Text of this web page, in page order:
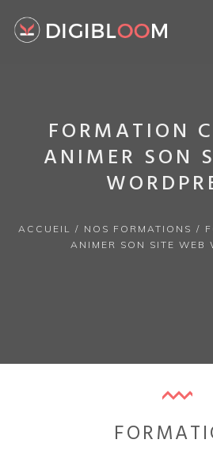
FORMATION
ANIMER SON
ACCUEIL / NOS FORMATIONS /
ANIMER SON SITE WEB